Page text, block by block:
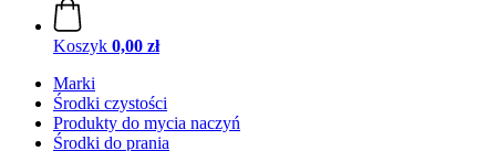
Koszyk 0,00 zł
Marki
Środki czystości
Produkty do mycia naczyń
Środki do prania